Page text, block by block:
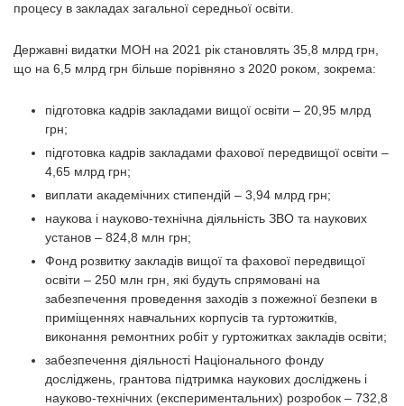
процесу в закладах загальної середньої освіти.
Державні видатки МОН на 2021 рік становлять 35,8 млрд грн,
що на 6,5 млрд грн більше порівняно з 2020 роком, зокрема:
підготовка кадрів закладами вищої освіти – 20,95 млрд
грн;
підготовка кадрів закладами фахової передвищої освіти –
4,65 млрд грн;
виплати академічних стипендій – 3,94 млрд грн;
наукова і науково-технічна діяльність ЗВО та наукових
установ – 824,8 млн грн;
Фонд розвитку закладів вищої та фахової передвищої
освіти – 250 млн грн, які будуть спрямовані на
забезпечення проведення заходів з пожежної безпеки в
приміщеннях навчальних корпусів та гуртожитків,
виконання ремонтних робіт у гуртожитках закладів освіти;
забезпечення діяльності Національного фонду
досліджень, грантова підтримка наукових досліджень і
науково-технічних (експериментальних) розробок – 732,8